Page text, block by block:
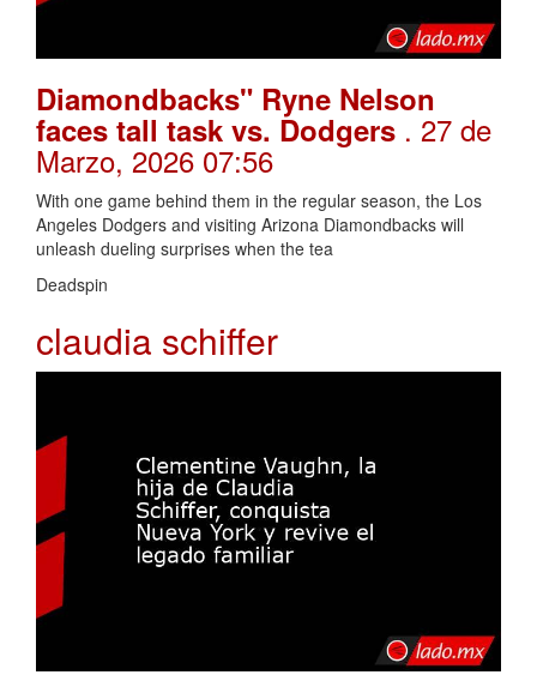
Diamondbacks" Ryne Nelson
faces tall task vs. Dodgers . 27 de
Marzo, 2026 07:56
With one game behind them in the regular season, the Los
Angeles Dodgers and visiting Arizona Diamondbacks will
unleash dueling surprises when the tea
Deadspin
claudia schiffer